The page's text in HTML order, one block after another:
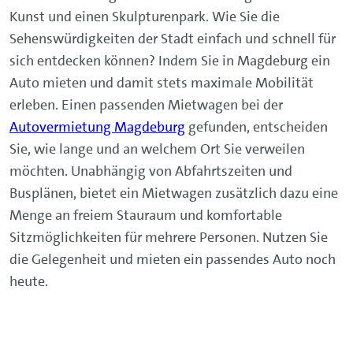
Kunst und einen Skulpturenpark. Wie Sie die
Sehenswürdigkeiten der Stadt einfach und schnell für
sich entdecken können? Indem Sie in Magdeburg ein
Auto mieten und damit stets maximale Mobilität
erleben. Einen passenden Mietwagen bei der
Autovermietung Magdeburg gefunden, entscheiden
Sie, wie lange und an welchem Ort Sie verweilen
möchten. Unabhängig von Abfahrtszeiten und
Busplänen, bietet ein Mietwagen zusätzlich dazu eine
Menge an freiem Stauraum und komfortable
Sitzmöglichkeiten für mehrere Personen. Nutzen Sie
die Gelegenheit und mieten ein passendes Auto noch
heute.